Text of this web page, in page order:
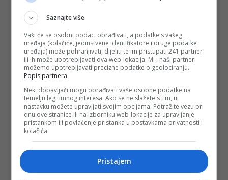
“Onaj ko te voli, voljet će te zbog tebe, a ne radi tvoje
seksualnosti ili odabira partnera. Zbog toga bismo svim
pripadnicima LGBTI zajednice na Balkanu preporučili da
budu ponosni i vole sebe onakvima kakvi jesu, ali
istovremeno da paze da ne povrijede ni sebe, a ni one koje
ih vole", na kraju našeg razgovora poručuju Haris i Lazar.
dw.de, DEPO PORTAL, BLIN MAGAZIN/md)
******************************************
Gledaj novu domaću igranu TV seriju "TRIP: Ta sjajna
putovanja" na DEPO TV!
Saznajte više
Vaši će se osobni podaci obrađivati, a podatke s vašeg
uređaja (kolačiće, jedinstvene identifikatore i druge podatke
uređaja) može pohranjivati, dijeliti te im pristupati 241 partner
ili ih može upotrebljavati ova web-lokacija. Mi i naši partneri
možemo upotrebljavati precizne podatke o geolociranju.
Popis partnera.
Neki dobavljači mogu obrađivati vaše osobne podatke na
temelju legitimnog interesa. Ako se ne slažete s tim, u
nastavku možete upravljati svojim opcijama. Potražite vezu pri
dnu ove stranice ili na izborniku web-lokacije za upravljanje
pristankom ili povlačenje pristanka u postavkama privatnosti i
kolačića.
Pristajem